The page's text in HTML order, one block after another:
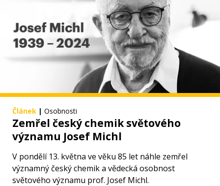
Článek | Osobnosti
Zemřel český chemik světového
významu Josef Michl
V pondělí 13. května ve věku 85 let náhle zemřel
významný český chemik a vědecká osobnost
světového významu prof. Josef Michl.